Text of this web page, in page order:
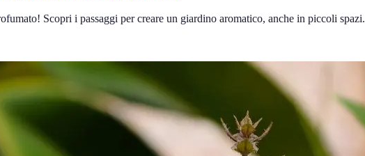
Scopri i passaggi per creare un giardino aromatico, anche in piccoli spazi.